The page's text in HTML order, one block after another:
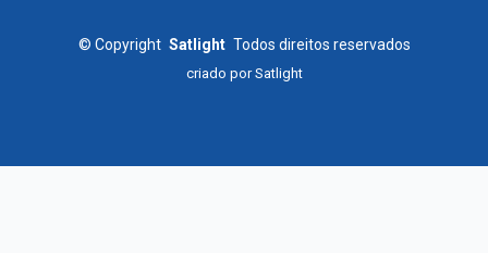
© Copyright Satlight Todos direitos reservados
criado porSatlight